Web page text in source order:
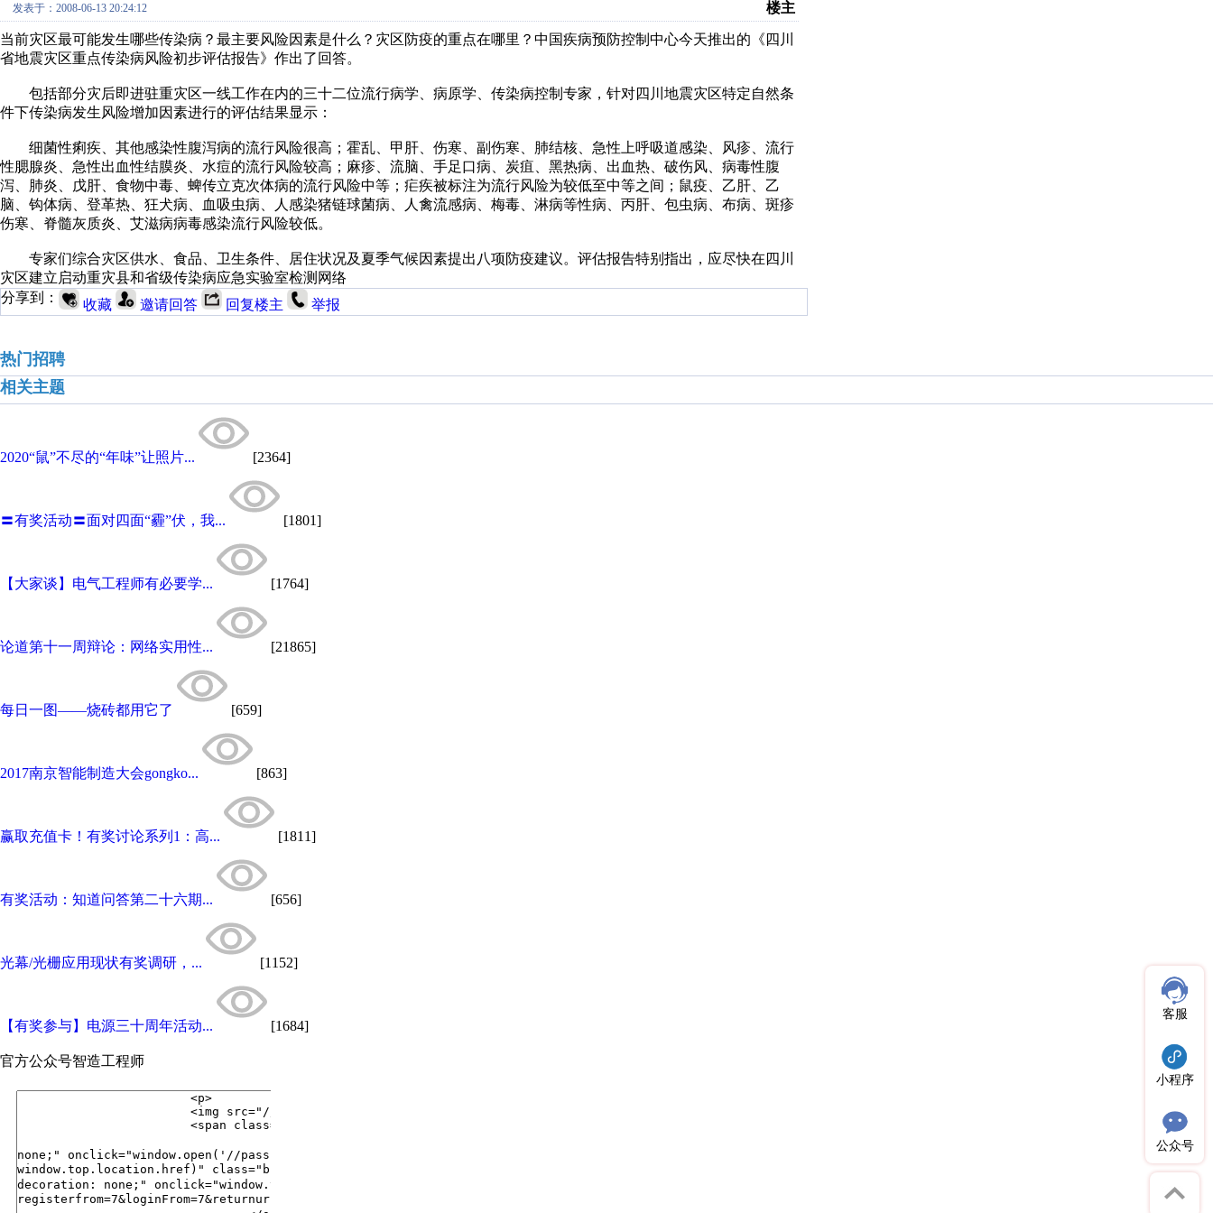
发表于：2008-06-13 20:24:12 楼主
当前灾区最可能发生哪些传染病？最主要风险因素是什么？灾区防疫的重点在哪里？中国疾病预防控制中心今天推出的《四川
省地震灾区重点传染病风险初步评估报告》作出了回答。
包括部分灾后即进驻重灾区一线工作在内的三十二位流行病学、病原学、传染病控制专家，针对四川地震灾区特定自然条
件下传染病发生风险增加因素进行的评估结果显示：
细菌性痢疾、其他感染性腹泻病的流行风险很高；霍乱、甲肝、伤寒、副伤寒、肺结核、急性上呼吸道感染、风疹、流行
性腮腺炎、急性出血性结膜炎、水痘的流行风险较高；麻疹、流脑、手足口病、炭疽、黑热病、出血热、破伤风、病毒性腹
泻、肺炎、戊肝、食物中毒、蜱传立克次体病的流行风险中等；疟疾被标注为流行风险为较低至中等之间；鼠疫、乙肝、乙
脑、钩体病、登革热、狂犬病、血吸虫病、人感染猪链球菌病、人禽流感病、梅毒、淋病等性病、丙肝、包虫病、布病、斑疹
伤寒、脊髓灰质炎、艾滋病病毒感染流行风险较低。
专家们综合灾区供水、食品、卫生条件、居住状况及夏季气候因素提出八项防疫建议。评估报告特别指出，应尽快在四川
灾区建立启动重灾县和省级传染病应急实验室检测网络
分享到：
收藏 邀请回答 回复楼主 举报
热门招聘
相关主题
2020“鼠”不尽的“年味”让照片... [2364]
〓有奖活动〓面对四面“霾”伏，我... [1801]
【大家谈】电气工程师有必要学... [1764]
论道第十一周辩论：网络实用性... [21865]
每日一图——烧砖都用它了 [659]
2017南京智能制造大会gongko... [863]
赢取充值卡！有奖讨论系列1：高... [1811]
有奖活动：知道问答第二十六期... [656]
光幕/光栅应用现状有奖调研，... [1152]
【有奖参与】电源三十周年活动... [1684]
官方公众号智造工程师
客服
小程序
公众号